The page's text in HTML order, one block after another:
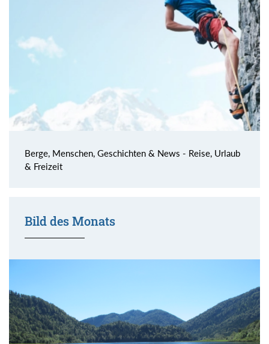
Berge, Menschen, Geschichten & News - Reise, Urlaub
& Freizeit
Bild des Monats